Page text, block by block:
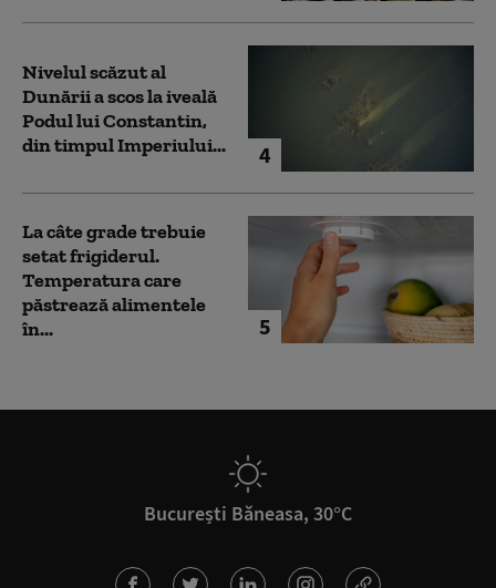
4
Nivelul scăzut al
Dunării a scos la iveală
Podul lui Constantin,
din timpul Imperiului...
5
La câte grade trebuie
setat frigiderul.
Temperatura care
păstrează alimentele
în...
București Băneasa, 30°C